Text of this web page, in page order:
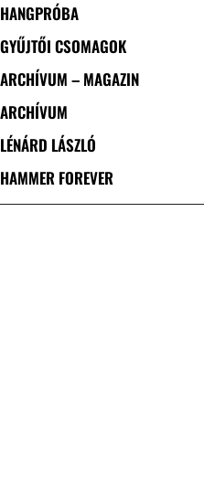
HANGPRÓBA
GYŰJTŐI CSOMAGOK
ARCHÍVUM – MAGAZIN
ARCHÍVUM
LÉNÁRD LÁSZLÓ
HAMMER FOREVER